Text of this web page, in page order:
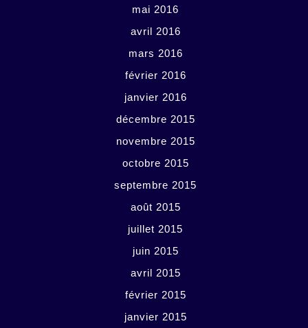
mai 2016
avril 2016
mars 2016
février 2016
janvier 2016
décembre 2015
novembre 2015
octobre 2015
septembre 2015
août 2015
juillet 2015
juin 2015
avril 2015
février 2015
janvier 2015